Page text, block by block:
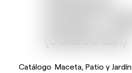
Catálogo Maceta, Patio y Jardín